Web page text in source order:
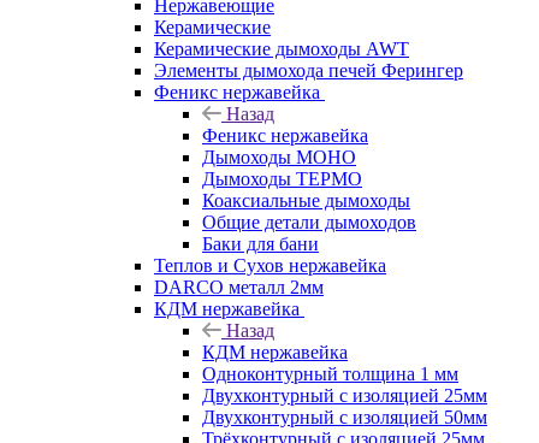
Нержавеющие
Керамические
Керамические дымоходы AWT
Элементы дымохода печей Ферингер
Феникс нержавейка
Назад
Феникс нержавейка
Дымоходы МОНО
Дымоходы ТЕРМО
Коаксиальные дымоходы
Общие детали дымоходов
Баки для бани
Теплов и Сухов нержавейка
DARCO металл 2мм
КДМ нержавейка
Назад
КДМ нержавейка
Одноконтурный толщина 1 мм
Двухконтурный с изоляцией 25мм
Двухконтурный с изоляцией 50мм
Трёхконтурный с изоляцией 25мм